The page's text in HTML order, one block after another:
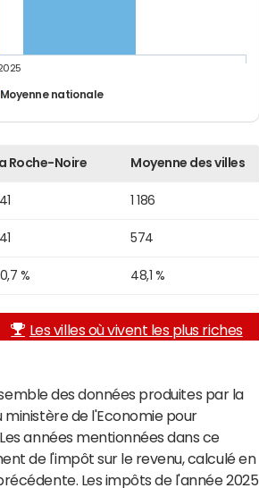
Moyenne nationale
Roche-Noire Moyenne des villes
1 186
574
% 48,1 %
Les villes où vivent les plus riches
des données produites par la
ministère de l'Economie pour
années mentionnées dans ce
de l'impôt sur le revenu, calculé en
Les impôts de l'année 2025